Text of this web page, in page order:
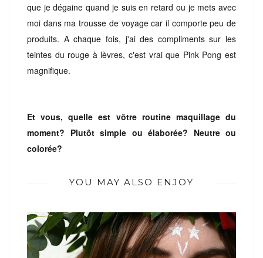
que je dégaine quand je suis en retard ou je mets avec
moi dans ma trousse de voyage car il comporte peu de
produits. A chaque fois, j'ai des compliments sur les
teintes du rouge à lèvres, c'est vrai que Pink Pong est
magnifique.
Et vous, quelle est vôtre routine maquillage du
moment? Plutôt simple ou élaborée? Neutre ou
colorée?
YOU MAY ALSO ENJOY